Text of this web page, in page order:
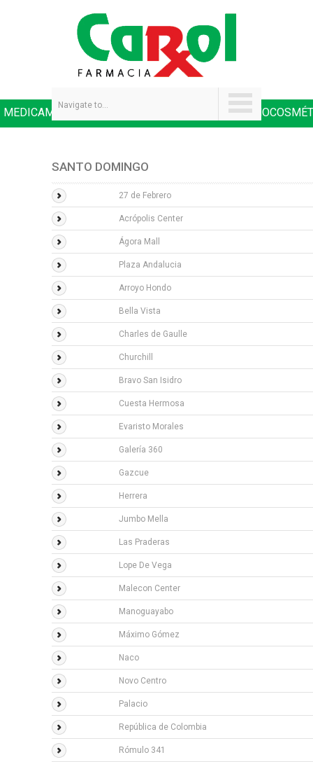
Navigate to...
MEDICAMENTOS
SANTO DOMINGO
27 de Febrero
Acrópolis Center
Ágora Mall
Plaza Andalucia
Arroyo Hondo
Bella Vista
Charles de Gaulle
Churchill
Bravo San Isidro
Cuesta Hermosa
Evaristo Morales
Galería 360
Gazcue
Herrera
Jumbo Mella
Las Praderas
Lope De Vega
Malecon Center
Manoguayabo
Máximo Gómez
Naco
Novo Centro
Palacio
República de Colombia
Rómulo 341